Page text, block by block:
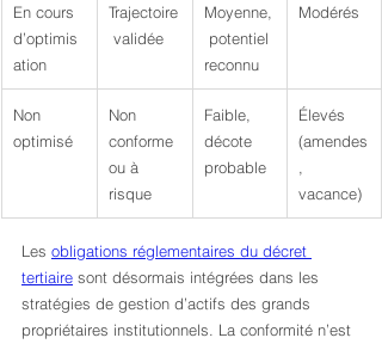
En cours
d’optimis
ation
Trajectoire
validée
Moyenne,
potentiel
reconnu
Modérés
Non
optimisé
Non
conforme
ou à
risque
Faible,
décote
probable
Élevés
(amendes
vacance)
Les obligations réglementaires du décret
tertiaire sont désormais intégrées dans les
stratégies de gestion d’actifs des grands
propriétaires institutionnels. La conformité n’est